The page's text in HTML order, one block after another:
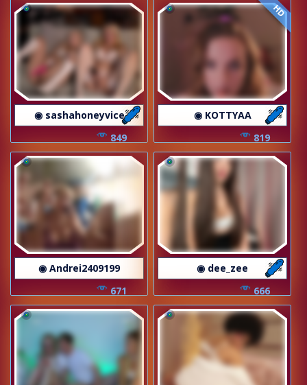
◉ sashahoneyvice
849
HD
◉ KOTTYAA
819
◉ Andrei2409199
671
◉ dee_zee
666